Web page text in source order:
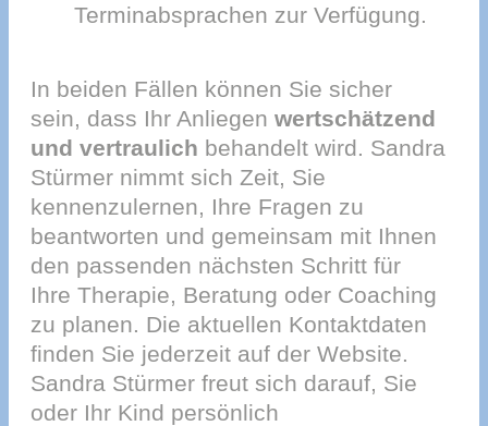
Terminabsprachen zur Verfügung.
In beiden Fällen können Sie sicher
sein, dass Ihr Anliegen wertschätzend
und vertraulich behandelt wird. Sandra
Stürmer nimmt sich Zeit, Sie
kennenzulernen, Ihre Fragen zu
beantworten und gemeinsam mit Ihnen
den passenden nächsten Schritt für
Ihre Therapie, Beratung oder Coaching
zu planen. Die aktuellen Kontaktdaten
finden Sie jederzeit auf der Website.
Sandra Stürmer freut sich darauf, Sie
oder Ihr Kind persönlich